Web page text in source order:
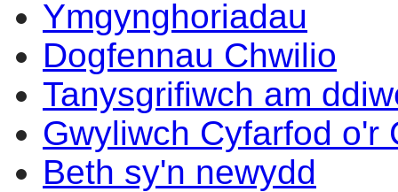
Ymgynghoriadau
Dogfennau Chwilio
Tanysgrifiwch am
Gwyliwch Cyfarfod o'r
Beth sy'n newydd